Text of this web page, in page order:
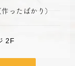
ったばかり）
2F